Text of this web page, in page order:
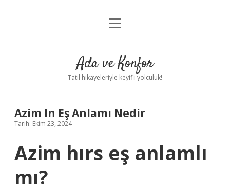
Anasayfa
Yasal Uyarı
menüyü
Ada ve Konfor
Tatil hikayeleriyle keyifli yolculuk!
Azim In Eş Anlamı Nedir
Tarih: Ekim 23, 2024
Azim hırs eş anlamlı
mı?